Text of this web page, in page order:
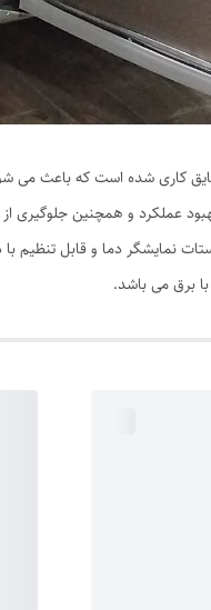
عایق کاری شده است که باعث
عملکرد و همچنین جلوگیری
نمایشگر دما و قابل تنظیم
برق می باشد.